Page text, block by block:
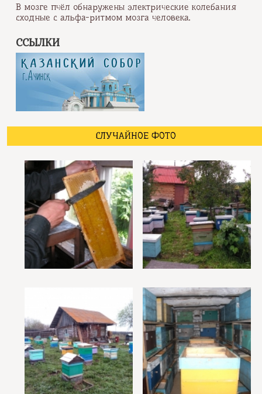
В мозге пчёл обнаружены электрические колебания
сходные с альфа-ритмом мозга человека.
ССЫЛКИ
СЛУЧАЙНОЕ ФОТО